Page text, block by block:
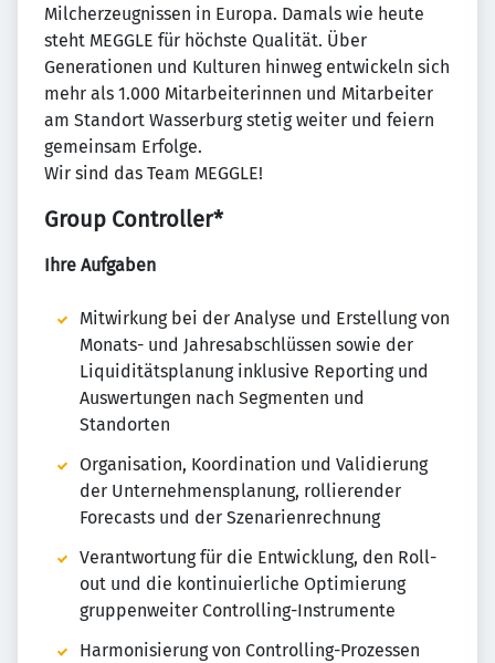
Milcherzeugnissen in Europa. Damals wie heute
steht MEGGLE für höchste Qualität. Über
Generationen und Kulturen hinweg entwickeln sich
mehr als 1.000 Mitarbeiterinnen und Mitarbeiter
am Standort Wasserburg stetig weiter und feiern
gemeinsam Erfolge.
Wir sind das Team MEGGLE!
Group Controller*
Ihre Aufgaben
Mitwirkung bei der Analyse und Erstellung von
Monats- und Jahresabschlüssen sowie der
Liquiditätsplanung inklusive Reporting und
Auswertungen nach Segmenten und
Standorten
Organisation, Koordination und Validierung
der Unternehmensplanung, rollierender
Forecasts und der Szenarienrechnung
Verantwortung für die Entwicklung, den Roll-
out und die kontinuierliche Optimierung
gruppenweiter Controlling-Instrumente
Harmonisierung von Controlling-Prozessen